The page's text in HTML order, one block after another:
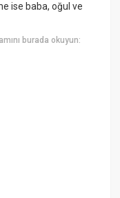
ise baba, oğul ve
burada okuyun: